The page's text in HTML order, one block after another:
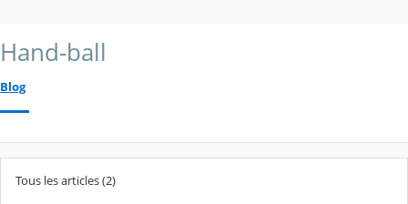
Hand-ball
Blog
Tous les articles (2)